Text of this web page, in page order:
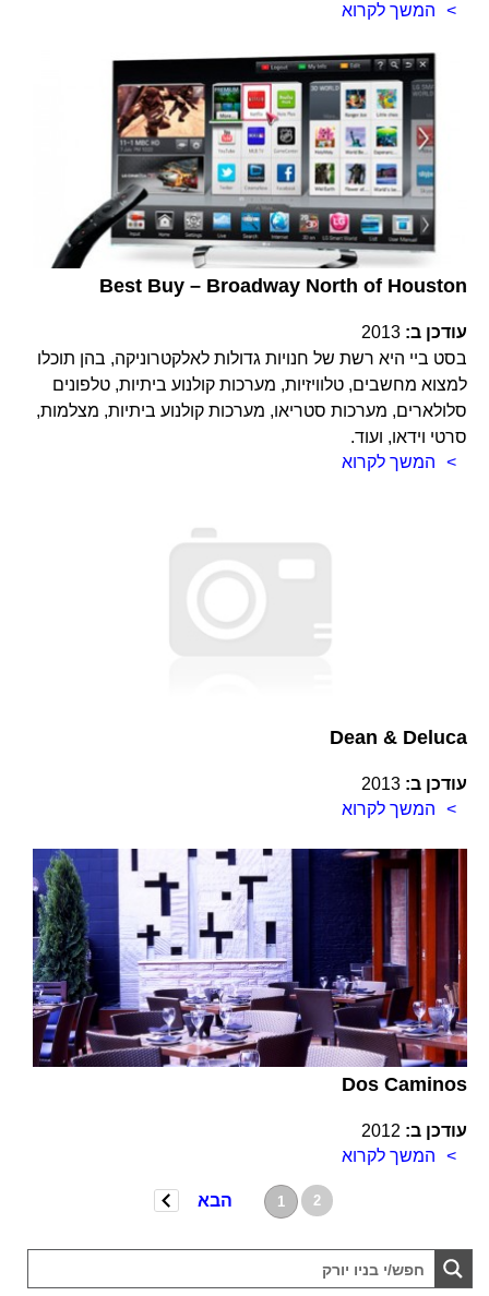
המשך לקרוא
Best Buy – Broadway North of Houston
עודכן ב: 2013
בסט ביי היא רשת של חנויות גדולות לאלקטרוניקה, בהן תוכלו
למצוא מחשבים, טלוויזיות, מערכות קולנוע ביתיות, טלפונים
סלולארים, מערכות סטריאו, מערכות קולנוע ביתיות, מצלמות,
סרטי וידאו, ועוד.
המשך לקרוא
Dean & Deluca
עודכן ב: 2013
המשך לקרוא
Dos Caminos
עודכן ב: 2012
המשך לקרוא
1 2 הבא